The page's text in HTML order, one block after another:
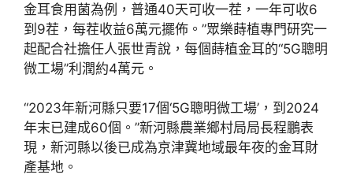
金耳食用菌為例，普通40天可收一茬，一年可收6
到9茬，每茬收益6萬元擺佈。”眾樂蒔植專門研究一
起配合社擔任人張世青說，每個蒔植金耳的“5G聰明
微工場”利潤約4萬元。
“2023年新河縣只要17個‘5G聰明微工場’，到2024
年末已建成60個。”新河縣農業鄉村局局長程鵬表
現，新河縣以後已成為京津冀地域最年夜的金耳財
產基地。